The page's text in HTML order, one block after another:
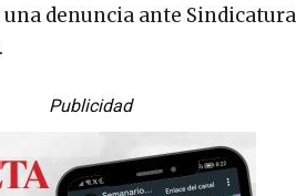
denuncia ante
Publicidad